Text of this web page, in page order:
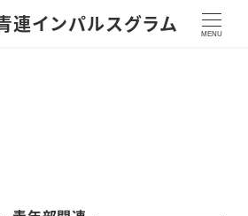
連インパルスグラム MENU